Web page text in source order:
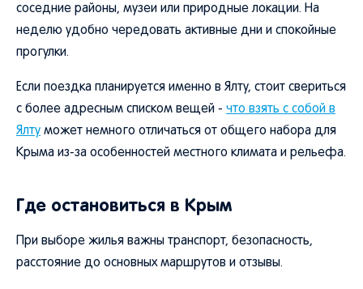
соседние районы, музеи или природные локации. На
неделю удобно чередовать активные дни и спокойные
прогулки.
Если поездка планируется именно в Ялту, стоит свериться
с более адресным списком вещей - что взять с собой в
Ялту может немного отличаться от общего набора для
Крыма из-за особенностей местного климата и рельефа.
Где остановиться в Крым
При выборе жилья важны транспорт, безопасность,
расстояние до основных маршрутов и отзывы.